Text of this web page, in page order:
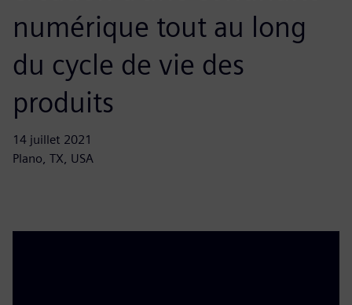
numérique tout au long
du cycle de vie des
produits
14 juillet 2021
Plano, TX, USA